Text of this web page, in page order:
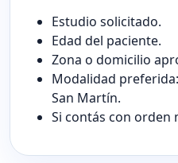
Estudio solicitado.
Edad del paciente.
Zona o domicilio
Modalidad
San Martín.
Si contás con orden